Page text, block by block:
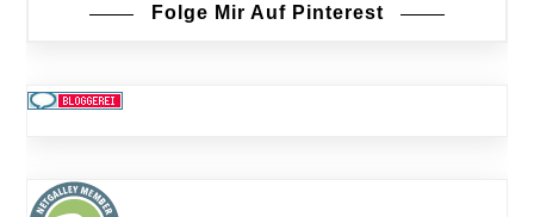
Folge Mir Auf Pinterest